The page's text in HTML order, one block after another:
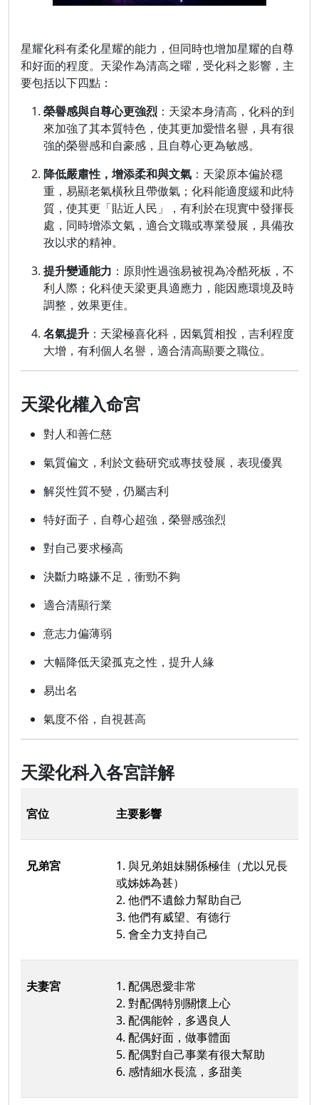
星耀化科有柔化星耀的能力，但同時也增加星耀的自尊
和好面的程度。天梁作為清高之曜，受化科之影響，主
要包括以下四點：
榮譽感與自尊心更強烈 ：天梁本身清高，化科的到
來加強了其本質特色，使其更加愛惜名譽，具有很
強的榮譽感和自豪感，且自尊心更為敏感。
降低嚴肅性，增添柔和與文氣 ：天梁原本偏於穩
重，易顯老氣橫秋且帶傲氣；化科能適度緩和此特
質，使其更「貼近人民」，有利於在現實中發揮長
處，同時增添文氣，適合文職或專業發展，具備孜
孜以求的精神。
提升變通能力 ：原則性過強易被視為冷酷死板，不
利人際；化科使天梁更具適應力，能因應環境及時
調整，效果更佳。
名氣提升 ：天梁極喜化科，因氣質相投，吉利程度
大增，有利個人名譽，適合清高顯要之職位。
天梁化權入命宮
對人和善仁慈
氣質偏文，利於文藝研究或專技發展，表現優異
解災性質不變，仍屬吉利
特好面子，自尊心超強，榮譽感強烈
對自己要求極高
決斷力略嫌不足，衝勁不夠
適合清顯行業
意志力偏薄弱
大幅降低天梁孤克之性，提升人緣
易出名
氣度不俗，自視甚高
天梁化科入各宮詳解
宮位 主要影響
兄弟宮
1. 與兄弟姐妹關係極佳（尤以兄長
或姊姊為甚）
2. 他們不遺餘力幫助自己
3. 他們有威望、有德行
5. 會全力支持自己
夫妻宮
1. 配偶恩愛非常
2. 對配偶特別關懷上心
3. 配偶能幹，多遇良人
4. 配偶好面，做事體面
5. 配偶對自己事業有很大幫助
6. 感情細水長流，多甜美